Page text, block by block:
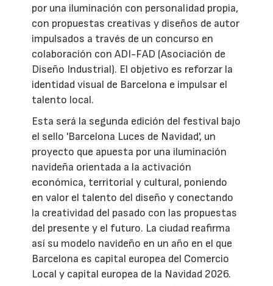
por una iluminación con personalidad propia,
con propuestas creativas y diseños de autor
impulsados a través de un concurso en
colaboración con ADI-FAD (Asociación de
Diseño Industrial). El objetivo es reforzar la
identidad visual de Barcelona e impulsar el
talento local.
Esta será la segunda edición del festival bajo
el sello 'Barcelona Luces de Navidad', un
proyecto que apuesta por una iluminación
navideña orientada a la activación
económica, territorial y cultural, poniendo
en valor el talento del diseño y conectando
la creatividad del pasado con las propuestas
del presente y el futuro. La ciudad reafirma
así su modelo navideño en un año en el que
Barcelona es capital europea del Comercio
Local y capital europea de la Navidad 2026.